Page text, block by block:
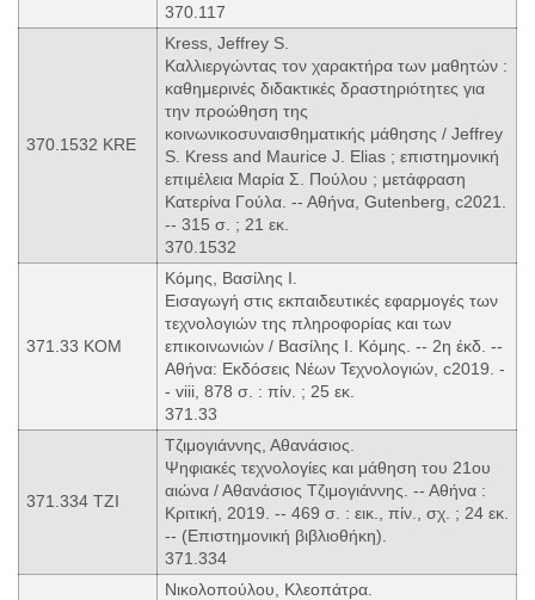
370.117
370.1532 KRE
Kress, Jeffrey S.
Καλλιεργώντας τον χαρακτήρα των μαθητών :
καθημερινές διδακτικές δραστηριότητες για
την προώθηση της
κοινωνικοσυναισθηματικής μάθησης / Jeffrey
S. Kress and Maurice J. Elias ; επιστημονική
επιμέλεια Μαρία Σ. Πούλου ; μετάφραση
Κατερίνα Γούλα. -- Αθήνα, Gutenberg, c2021.
-- 315 σ. ; 21 εκ.
370.1532
371.33 ΚΟΜ
Κόμης, Βασίλης Ι.
Εισαγωγή στις εκπαιδευτικές εφαρμογές των
τεχνολογιών της πληροφορίας και των
επικοινωνιών / Βασίλης Ι. Κόμης. -- 2η έκδ. --
Αθήνα: Εκδόσεις Νέων Τεχνολογιών, c2019. -
- viii, 878 σ. : πίν. ; 25 εκ.
371.33
371.334 TZI
Τζιμογιάννης, Αθανάσιος.
Ψηφιακές τεχνολογίες και μάθηση του 21ου
αιώνα / Αθανάσιος Τζιμογιάννης. -- Αθήνα :
Κριτική, 2019. -- 469 σ. : εικ., πίν., σχ. ; 24 εκ.
-- (Επιστημονική βιβλιοθήκη).
371.334
Νικολοπούλου, Κλεοπάτρα.